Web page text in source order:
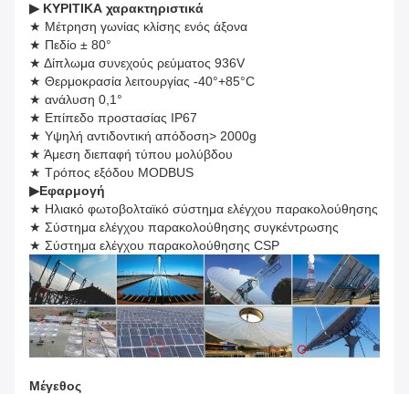
▶ ΚΥΡΙΤΙΚΑ χαρακτηριστικά
★ Μέτρηση γωνίας κλίσης ενός άξονα
★ Πεδίο ± 80°
★ Δίπλωμα συνεχούς ρεύματος 936V
★ Θερμοκρασία λειτουργίας -40°+85°C
★ ανάλυση 0,1°
★ Επίπεδο προστασίας IP67
★ Υψηλή αντιδοντική απόδοση> 2000g
★ Άμεση διεπαφή τύπου μολύβδου
★ Τρόπος εξόδου MODBUS
▶Εφαρμογή
★ Ηλιακό φωτοβολταϊκό σύστημα ελέγχου παρακολούθησης
★ Σύστημα ελέγχου παρακολούθησης συγκέντρωσης
★ Σύστημα ελέγχου παρακολούθησης CSP
Μέγεθος